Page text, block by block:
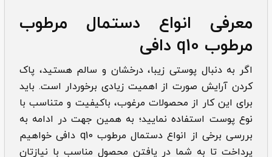
معرفی انواع دستمال مرطوب
مرطوب q10 دافی
اگر به‌ دنبال پوستی زیبا، درخشان و سالم هستید، پاک
کردن آرایش صورت از اهمیت زیادی برخوردار است. باید
برای این کار از محصولات مرغوب، باکیفیت و متناسب با
نوع پوست استفاده نمایید؛ به ‌همین جهت در ادامه به
بررسی برخی از انواع دستمال مرطوب q10 دافی خواهیم
پرداخت تا به شما در یافتن محصول مناسب با نیازتان